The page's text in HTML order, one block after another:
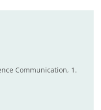
Communication, 1.